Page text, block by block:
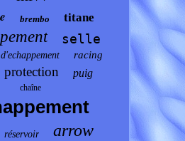
brembo titane
selle
d'echappement racing
protection puig
chaîne
réservoir arrow